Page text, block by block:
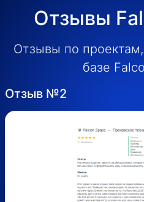
Отзывы
Отзывы по
базе
Отзыв №2